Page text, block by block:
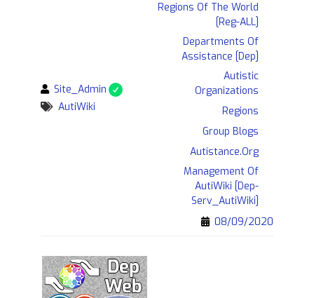
By Site_Admin
Tags
AutiWiki
Regions Of The World
[Reg-ALL]
Departments Of
Assistance [Dep]
Autistic
Organizations
Regions
Group Blogs
Autistance.org
Management Of
AutiWiki [Dep-
Serv_AutiWiki]
08/09/2020